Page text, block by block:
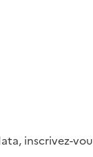
inscrivez-